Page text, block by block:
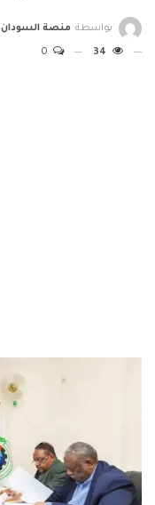
بواسطة منصة السودان
34